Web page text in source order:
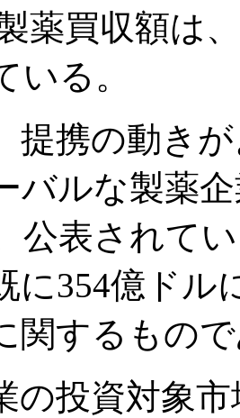
薬買収額は
いる。
提携の動き
バルな製薬
公表されて
に354億ドル
関するもの
の投資対象